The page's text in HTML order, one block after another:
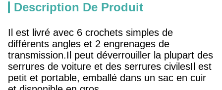
Description De Produit
Il est livré avec 6 crochets simples de
différents angles et 2 engrenages de
transmission.Il peut déverrouiller la plupart des
serrures de voiture et des serrures civilesIl est
petit et portable, emballé dans un sac en cuir